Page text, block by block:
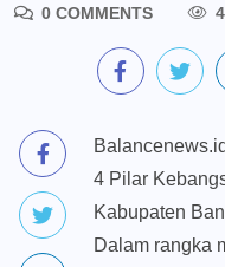
0 COMMENTS
4 Pilar
Kabupaten
Dalam rangka